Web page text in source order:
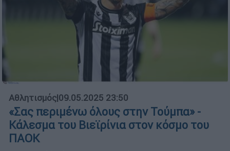
Αθλητισμός|09.05.2025 23:50
«Σας περιμένω όλους στην Τούμπα» -
Κάλεσμα του Βιεϊρίνια στον κόσμο του
ΠΑΟΚ